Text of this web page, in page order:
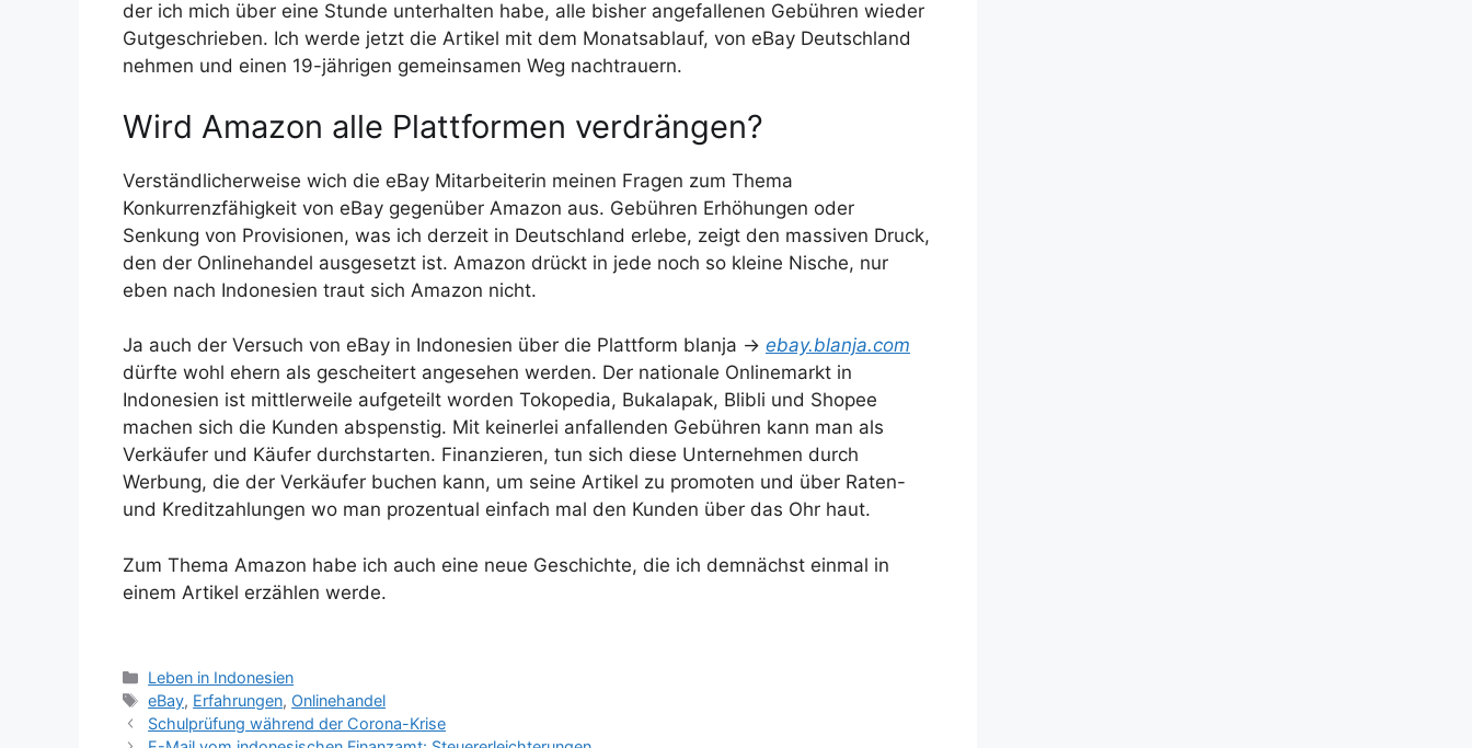
der ich mich über eine Stunde unterhalten habe, alle bisher angefallenen Gebühren wieder
Gutgeschrieben. Ich werde jetzt die Artikel mit dem Monatsablauf, von eBay Deutschland
nehmen und einen 19-jährigen gemeinsamen Weg nachtrauern.
Wird Amazon alle Plattformen verdrängen?
Verständlicherweise wich die eBay Mitarbeiterin meinen Fragen zum Thema
Konkurrenzfähigkeit von eBay gegenüber Amazon aus. Gebühren Erhöhungen oder
Senkung von Provisionen, was ich derzeit in Deutschland erlebe, zeigt den massiven Druck,
den der Onlinehandel ausgesetzt ist. Amazon drückt in jede noch so kleine Nische, nur
eben nach Indonesien traut sich Amazon nicht.
Ja auch der Versuch von eBay in Indonesien über die Plattform blanja → ebay.blanja.com
dürfte wohl ehern als gescheitert angesehen werden. Der nationale Onlinemarkt in
Indonesien ist mittlerweile aufgeteilt worden Tokopedia, Bukalapak, Blibli und Shopee
machen sich die Kunden abspenstig. Mit keinerlei anfallenden Gebühren kann man als
Verkäufer und Käufer durchstarten. Finanzieren, tun sich diese Unternehmen durch
Werbung, die der Verkäufer buchen kann, um seine Artikel zu promoten und über Raten-
und Kreditzahlungen wo man prozentual einfach mal den Kunden über das Ohr haut.
Zum Thema Amazon habe ich auch eine neue Geschichte, die ich demnächst einmal in
einem Artikel erzählen werde.
K
a
t
Leben in Indonesien
S
c
eBay, Erfahrungen, Onlinehandel
Schulprüfung während der Corona-Krise